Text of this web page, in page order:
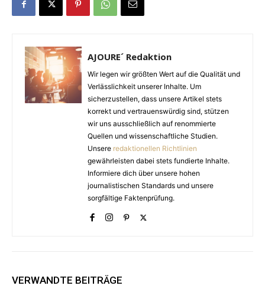
AJOURE´ Redaktion
Wir legen wir größten Wert auf die Qualität und
Verlässlichkeit unserer Inhalte. Um
sicherzustellen, dass unsere Artikel stets
korrekt und vertrauenswürdig sind, stützen
wir uns ausschließlich auf renommierte
Quellen und wissenschaftliche Studien.
Unsere redaktionellen Richtlinien
gewährleisten dabei stets fundierte Inhalte.
Informiere dich über unsere hohen
journalistischen Standards und unsere
sorgfältige Faktenprüfung.
VERWANDTE BEITRÄGE